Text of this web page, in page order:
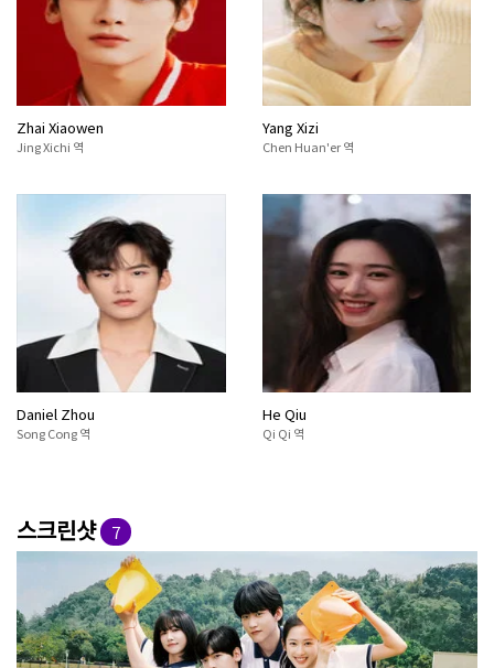
Zhai Xiaowen
Jing Xichi 역
Yang Xizi
Chen Huan'er 역
Daniel Zhou
Song Cong 역
He Qiu
Qi Qi 역
스크린샷 7